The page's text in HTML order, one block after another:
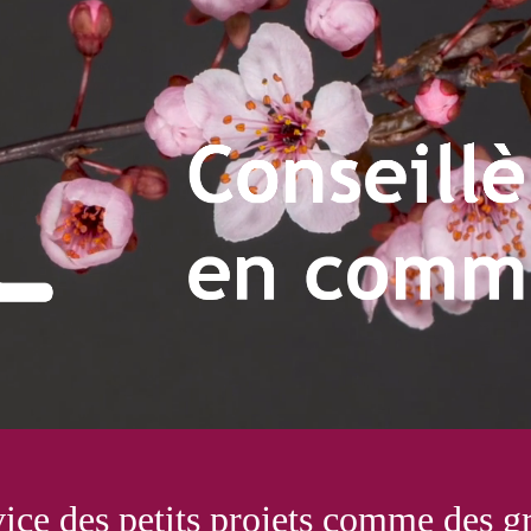
en
des petits projets comme des